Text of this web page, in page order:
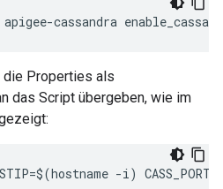
cassandra
die Properties als
das Script übergeben, wie im
-i)